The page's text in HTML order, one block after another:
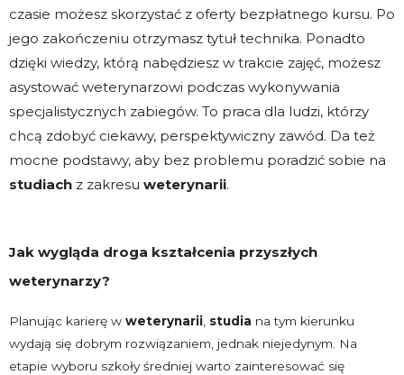
czasie możesz skorzystać z oferty bezpłatnego kursu. Po
jego zakończeniu otrzymasz tytuł technika. Ponadto
dzięki wiedzy, którą nabędziesz w trakcie zajęć, możesz
asystować weterynarzowi podczas wykonywania
specjalistycznych zabiegów. To praca dla ludzi, którzy
chcą zdobyć ciekawy, perspektywiczny zawód. Da też
mocne podstawy, aby bez problemu poradzić sobie na
studiach z zakresu weterynarii.
Jak wygląda droga kształcenia przyszłych
weterynarzy?
Planując karierę w weterynarii, studia na tym kierunku
wydają się dobrym rozwiązaniem, jednak niejedynym. Na
etapie wyboru szkoły średniej warto zainteresować się